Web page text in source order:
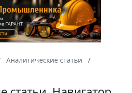
Аналитические статьи